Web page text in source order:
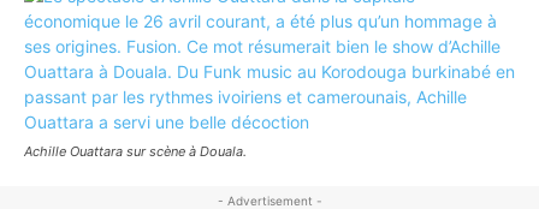
Achille Ouattara sur scène à Douala.
- Advertisement -